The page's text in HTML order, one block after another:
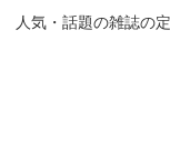
人気・話題の雑誌の